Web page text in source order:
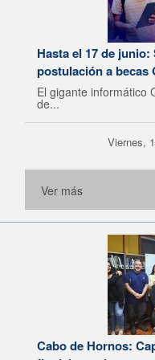
Hasta el 17 de
postulación a becas
El gigante informático
de...
Viernes,
Ver más
Cabo de Hornos: